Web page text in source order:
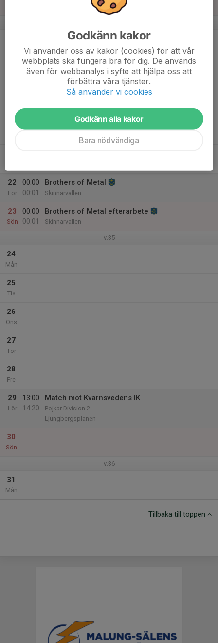
20 Brothers of Metal
22
Lör
00:00
00:01
Brothers of Metal
Skinnarvallen
23
Sön
00:00
00:01
Brothers of Metal efterarbete
Skinnarvallen
v.35
24
Mån
25
Tis
26
Ons
27
Tor
28
Fre
29
Lör
13:00
14:20
Match mot Kvarnsvedens IK
Pojkar Division 2
Ljungbergsplanen
30
Sön
v.36
31
Mån
Tillbaka till toppen
Godkänn kakor
Vi använder oss av kakor (cookies) för att vår
webbplats ska fungera bra för dig. De används
även för webbanalys i syfte att hjälpa oss att
förbättra våra tjänster.
Så använder vi cookies
Godkänn alla kakor
Bara nödvändiga